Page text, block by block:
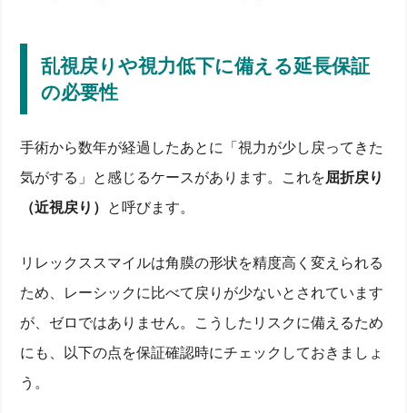
乱視戻りや視力低下に備える延長保証
の必要性
手術から数年が経過したあとに「視力が少し戻ってきた
気がする」と感じるケースがあります。これを屈折戻り
（近視戻り） と呼びます。
リレックススマイルは角膜の形状を精度高く変えられる
ため、レーシックに比べて戻りが少ないとされています
が、ゼロではありません。こうしたリスクに備えるため
にも、以下の点を保証確認時にチェックしておきましょ
う。